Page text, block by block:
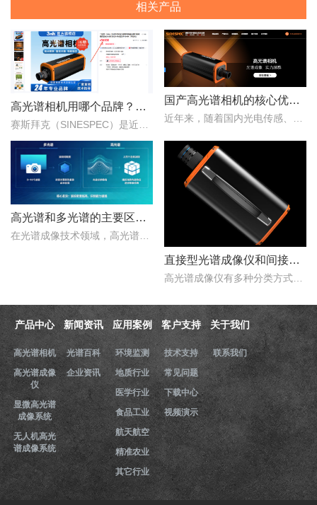
相关产品
高光谱相机用哪个品牌？赛斯拜克怎么样？
国产高光谱相机的核心优势：从“跟跑”到“并跑”的跨越
高光谱和多光谱的主要区别有哪些？
直接型光谱成像仪和间接型光谱成像仪区别
产品中心
高光谱相机
高光谱成像
仪
显微高光谱
成像系统
无人机高光
谱成像系统
新闻资讯
光谱百科
企业资讯
应用案例
环境监测
地质行业
医学行业
食品工业
航天航空
精准农业
其它行业
客户支持
技术支持
常见问题
下载中心
视频演示
关于我们
联系我们